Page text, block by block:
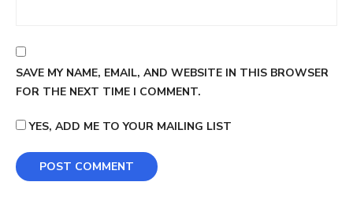
SAVE MY NAME, EMAIL, AND WEBSITE IN THIS BROWSER
FOR THE NEXT TIME I COMMENT.
YES, ADD ME TO YOUR MAILING LIST